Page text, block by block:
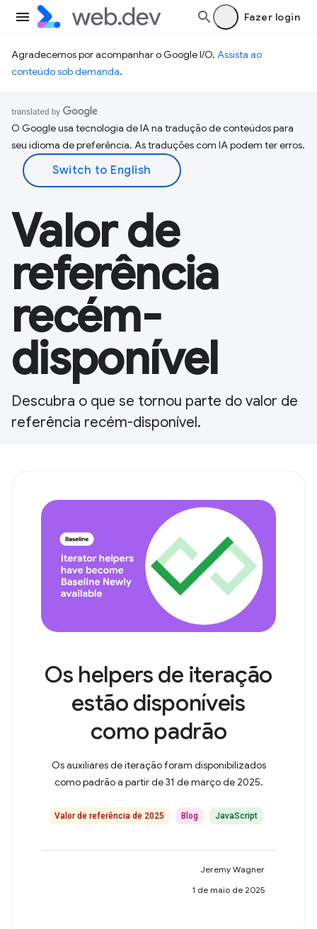
Fazer login
Agradecemos por acompanhar o Google I/O. Assista ao
conteúdo sob demanda.
O Google usa tecnologia de IA na tradução de conteúdos para
seu idioma de preferência. As traduções com IA podem ter erros.
Valor de
referência
recém-
disponível
Descubra o que se tornou parte do valor de
referência recém-disponível.
Os helpers de iteração
estão disponíveis
como padrão
Os auxiliares de iteração foram disponibilizados
como padrão a partir de 31 de março de 2025.
Valor de referência de 2025 Blog JavaScript
Jeremy Wagner
1 de maio de 2025